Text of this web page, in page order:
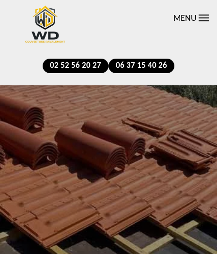
MENU
02 52 56 20 27 06 37 15 40 26